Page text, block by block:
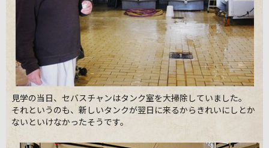
見学の当日、セバスチャンはタンク室を大掃除していました。
それというのも、新しいタンクが翌日に来るからきれいにしとか
ないといけなかったそうです。